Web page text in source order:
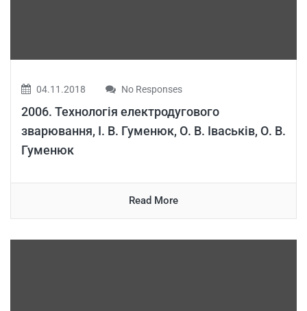
04.11.2018 No Responses
2006. Технологія електродугового
зварювання, І. В. Гуменюк, О. В. Іваськів, О. В.
Гуменюк
Read More